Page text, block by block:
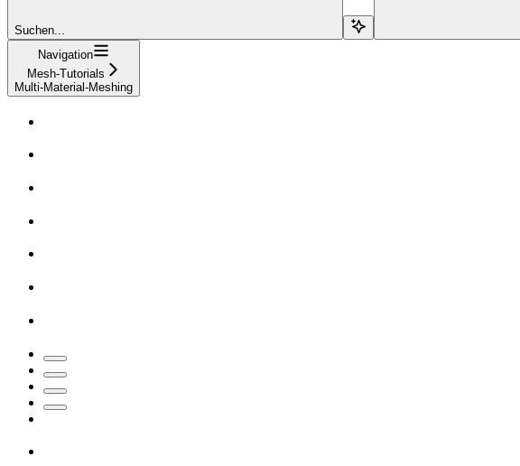
Suchen...
Navigation
Mesh-Tutorials
Multi-Material-Meshing